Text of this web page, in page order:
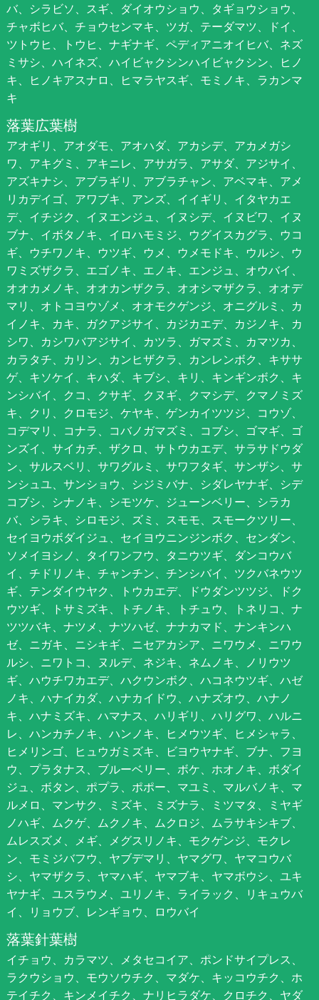
バ、シラビソ、スギ、ダイオウショウ、タギョウショウ、
チャボヒバ、チョウセンマキ、ツガ、テーダマツ、ドイ、
ツトウヒ、トウヒ、ナギナギ、ペディアニオイヒバ、ネズ
ミサシ、ハイネズ、ハイビャクシンハイビャクシン、ヒノ
キ、ヒノキアスナロ、ヒマラヤスギ、モミノキ、ラカンマ
キ
落葉広葉樹
アオギリ、アオダモ、アオハダ、アカシデ、アカメガシ
ワ、アキグミ、アキニレ、アサガラ、アサダ、アジサイ、
アズキナシ、アブラギリ、アブラチャン、アベマキ、アメ
リカデイゴ、アワブキ、アンズ、イイギリ、イタヤカエ
デ、イチジク、イヌエンジュ、イヌシデ、イヌビワ、イヌ
ブナ、イボタノキ、イロハモミジ、ウグイスカグラ、ウコ
ギ、ウチワノキ、ウツギ、ウメ、ウメモドキ、ウルシ、ウ
ワミズザクラ、エゴノキ、エノキ、エンジュ、オウバイ、
オオカメノキ、オオカンザクラ、オオシマザクラ、オオデ
マリ、オトコヨウゾメ、オオモクゲンジ、オニグルミ、カ
イノキ、カキ、ガクアジサイ、カジカエデ、カジノキ、カ
シワ、カシワバアジサイ、カツラ、ガマズミ、カマツカ、
カラタチ、カリン、カンヒザクラ、カンレンボク、キササ
ゲ、キソケイ、キハダ、キブシ、キリ、キンギンボク、キ
ンシバイ、クコ、クサギ、クヌギ、クマシデ、クマノミズ
キ、クリ、クロモジ、ケヤキ、ゲンカイツツジ、コウゾ、
コデマリ、コナラ、コバノガマズミ、コブシ、ゴマギ、ゴ
ンズイ、サイカチ、ザクロ、サトウカエデ、サラサドウダ
ン、サルスベリ、サワグルミ、サワフタギ、サンザシ、サ
ンシュユ、サンショウ、シジミバナ、シダレヤナギ、シデ
コブシ、シナノキ、シモツケ、ジューンベリー、シラカ
バ、シラキ、シロモジ、ズミ、スモモ、スモークツリー、
セイヨウボダイジュ、セイヨウニンジンボク、センダン、
ソメイヨシノ、タイワンフウ、タニウツギ、ダンコウバ
イ、チドリノキ、チャンチン、チンシバイ、ツクバネウツ
ギ、テンダイウヤク、トウカエデ、ドウダンツツジ、ドク
ウツギ、トサミズキ、トチノキ、トチュウ、トネリコ、ナ
ツツバキ、ナツメ、ナツハゼ、ナナカマド、ナンキンハ
ゼ、ニガキ、ニシキギ、ニセアカシア、ニワウメ、ニワウ
ルシ、ニワトコ、ヌルデ、ネジキ、ネムノキ、ノリウツ
ギ、ハウチワカエデ、ハクウンボク、ハコネウツギ、ハゼ
ノキ、ハナイカダ、ハナカイドウ、ハナズオウ、ハナノ
キ、ハナミズキ、ハマナス、ハリギリ、ハリグワ、ハルニ
レ、ハンカチノキ、ハンノキ、ヒメウツギ、ヒメシャラ、
ヒメリンゴ、ヒュウガミズキ、ビヨウヤナギ、ブナ、フヨ
ウ、プラタナス、ブルーベリー、ボケ、ホオノキ、ボダイ
ジュ、ボタン、ポプラ、ポポー、マユミ、マルバノキ、マ
ルメロ、マンサク、ミズキ、ミズナラ、ミツマタ、ミヤギ
ノハギ、ムクゲ、ムクノキ、ムクロジ、ムラサキシキブ、
ムレスズメ、メギ、メグスリノキ、モクゲンジ、モクレ
ン、モミジバフウ、ヤブデマリ、ヤマグワ、ヤマコウバ
シ、ヤマザクラ、ヤマハギ、ヤマブキ、ヤマボウシ、ユキ
ヤナギ、ユスラウメ、ユリノキ、ライラック、リキュウバ
イ、リョウブ、レンギョウ、ロウバイ
落葉針葉樹
イチョウ、カラマツ、メタセコイア、ポンドサイプレス、
ラクウショウ、モウソウチク、マダケ、キッコウチク、ホ
テイチク、キンメイチク、ナリヒラダケ、クロチク、ヤダ